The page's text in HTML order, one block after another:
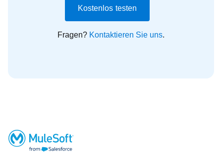
Kostenlos testen
Fragen? Kontaktieren Sie uns.